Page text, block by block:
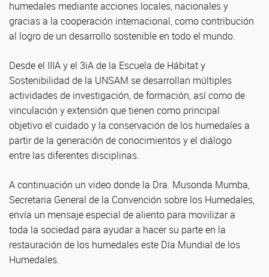
humedales mediante acciones locales, nacionales y
gracias a la cooperación internacional, como contribución
al logro de un desarrollo sostenible en todo el mundo.
Desde el IIIA y el 3iA de la Escuela de Hábitat y
Sostenibilidad de la UNSAM se desarrollan múltiples
actividades de investigación, de formación, así como de
vinculación y extensión que tienen como principal
objetivo el cuidado y la conservación de los humedales a
partir de la generación de conocimientos y el diálogo
entre las diferentes disciplinas.
A continuación un video donde la Dra. Musonda Mumba,
Secretaria General de la Convención sobre los Humedales,
envía un mensaje especial de aliento para movilizar a
toda la sociedad para ayudar a hacer su parte en la
restauración de los humedales este Día Mundial de los
Humedales.